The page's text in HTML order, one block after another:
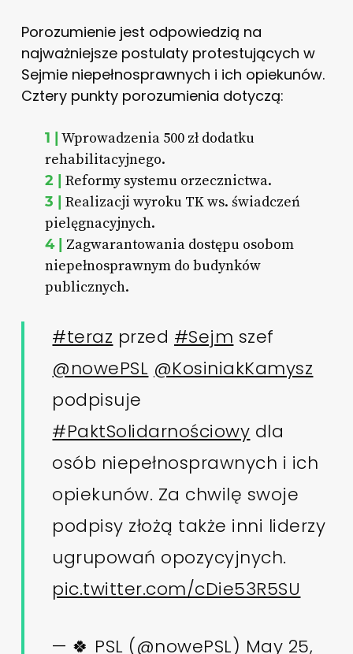
Porozumienie jest odpowiedzią na
najważniejsze postulaty protestujących w
Sejmie niepełnosprawnych i ich opiekunów.
Cztery punkty porozumienia dotyczą:
1 |
Wprowadzenia 500 zł dodatku
rehabilitacyjnego.
2 | Reformy systemu orzecznictwa.
3 |
Realizacji wyroku TK ws. świadczeń
pielęgnacyjnych.
4 |
Zagwarantowania dostępu osobom
niepełnosprawnym do budynków
publicznych.
#teraz przed #Sejm szef
@nowePSL @KosiniakKamysz
podpisuje
#PaktSolidarnościowy dla
osób niepełnosprawnych i ich
opiekunów. Za chwilę swoje
podpisy złożą także inni liderzy
ugrupowań opozycyjnych.
pic.twitter.com/cDie53R5SU
— 🍀 PSL (@nowePSL) May 25,